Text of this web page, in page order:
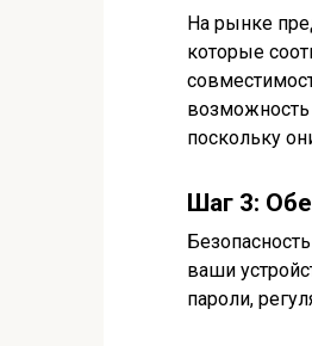
На рынке
которые
возможность
поскольку
Шаг 3:
ваши
пароли,